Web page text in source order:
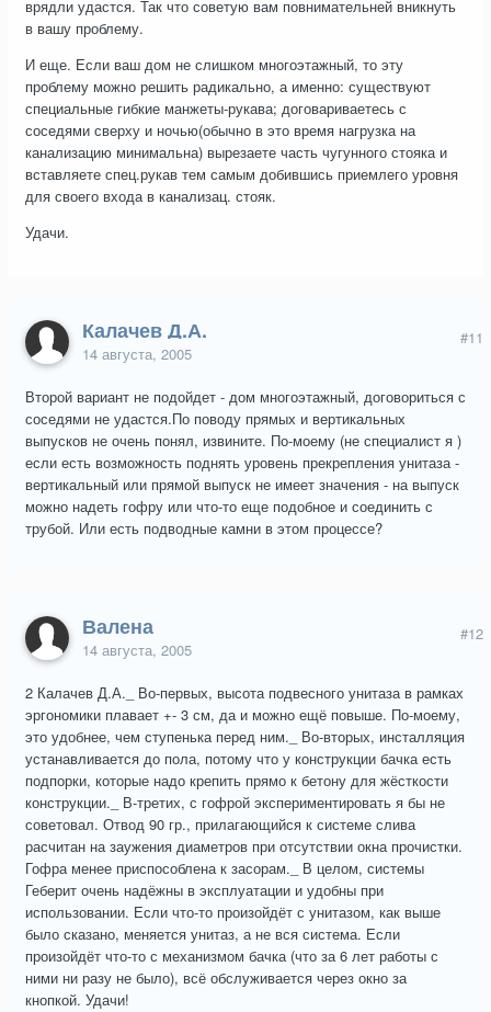
врядли удастся. Так что советую вам повнимательней вникнуть
в вашу проблему.
И еще. Если ваш дом не слишком многоэтажный, то эту
проблему можно решить радикально, а именно: существуют
специальные гибкие манжеты-рукава; договариваетесь с
соседями сверху и ночью(обычно в это время нагрузка на
канализацию минимальна) вырезаете часть чугунного стояка и
вставляете спец.рукав тем самым добившись приемлего уровня
для своего входа в канализац. стояк.
Удачи.
Калачев Д.А.
14 августа, 2005
#11
Второй вариант не подойдет - дом многоэтажный, договориться с
соседями не удастся.По поводу прямых и вертикальных
выпусков не очень понял, извините. По-моему (не специалист я )
если есть возможность поднять уровень прекрепления унитаза -
вертикальный или прямой выпуск не имеет значения - на выпуск
можно надеть гофру или что-то еще подобное и соединить с
трубой. Или есть подводные камни в этом процессе?
Валена
14 августа, 2005
#12
2 Калачев Д.А._ Во-первых, высота подвесного унитаза в рамках
эргономики плавает +- 3 см, да и можно ещё повыше. По-моему,
это удобнее, чем ступенька перед ним._ Во-вторых, инсталляция
устанавливается до пола, потому что у конструкции бачка есть
подпорки, которые надо крепить прямо к бетону для жёсткости
конструкции._ В-третих, с гофрой экспериментировать я бы не
советовал. Отвод 90 гр., прилагающийся к системе слива
расчитан на заужения диаметров при отсутствии окна прочистки.
Гофра менее приспособлена к засорам._ В целом, системы
Геберит очень надёжны в эксплуатации и удобны при
использовании. Если что-то произойдёт с унитазом, как выше
было сказано, меняется унитаз, а не вся система. Если
произойдёт что-то с механизмом бачка (что за 6 лет работы с
ними ни разу не было), всё обслуживается через окно за
кнопкой. Удачи!